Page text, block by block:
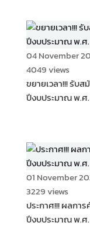
04 November
4049 views
ขยายเวลา!!! รับ
ปีงบประมาณ พ.ศ
01 November
3229 views
ประกาศ!!! ผลกา
ปีงบประมาณ พ.ศ